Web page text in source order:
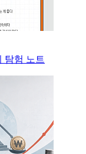
탐험 노트